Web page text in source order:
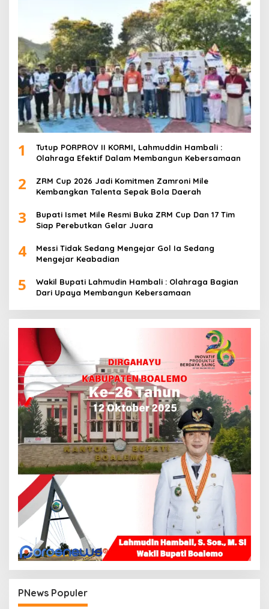
1
Tutup PORPROV II KORMI, Lahmuddin Hambali :
Olahraga Efektif Dalam Membangun Kebersamaan
2
ZRM Cup 2026 Jadi Komitmen Zamroni Mile
Kembangkan Talenta Sepak Bola Daerah
3
Bupati Ismet Mile Resmi Buka ZRM Cup Dan 17 Tim
Siap Perebutkan Gelar Juara
4
Messi Tidak Sedang Mengejar Gol Ia Sedang
Mengejar Keabadian
5
Wakil Bupati Lahmudin Hambali : Olahraga Bagian
Dari Upaya Membangun Kebersamaan
PNews Populer